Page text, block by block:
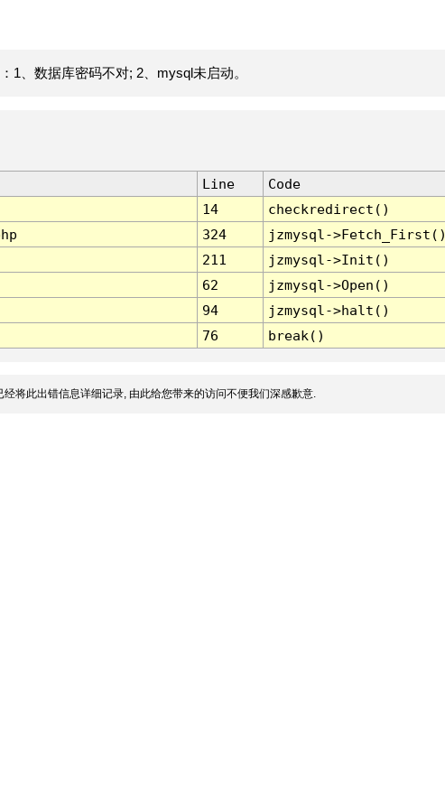
1、数据库密码不对; 2、mysql未启动。
Line
Code
14
checkredirect()
324
jzmysql-
211
jzmysql->Init()
62
jzmysql->Open()
94
jzmysql->halt()
76 break()
将此出错信息详细记录, 由此给您带来的访问不便我们深感歉意.